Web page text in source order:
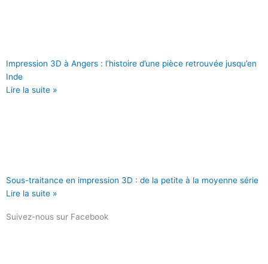
Impression 3D à Angers : l’histoire d’une pièce retrouvée jusqu’en
Inde
Lire la suite »
Sous-traitance en impression 3D : de la petite à la moyenne série
Lire la suite »
Suivez-nous sur Facebook